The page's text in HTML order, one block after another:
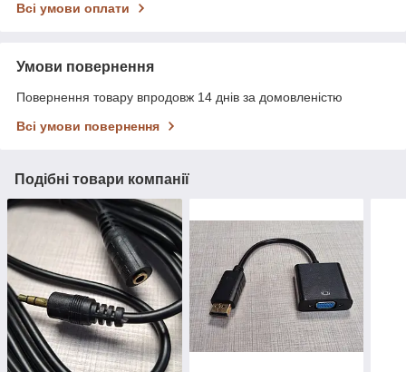
Всі умови оплати
Умови повернення
Повернення товару впродовж 14 днів за домовленістю
Всі умови повернення
Подібні товари компанії